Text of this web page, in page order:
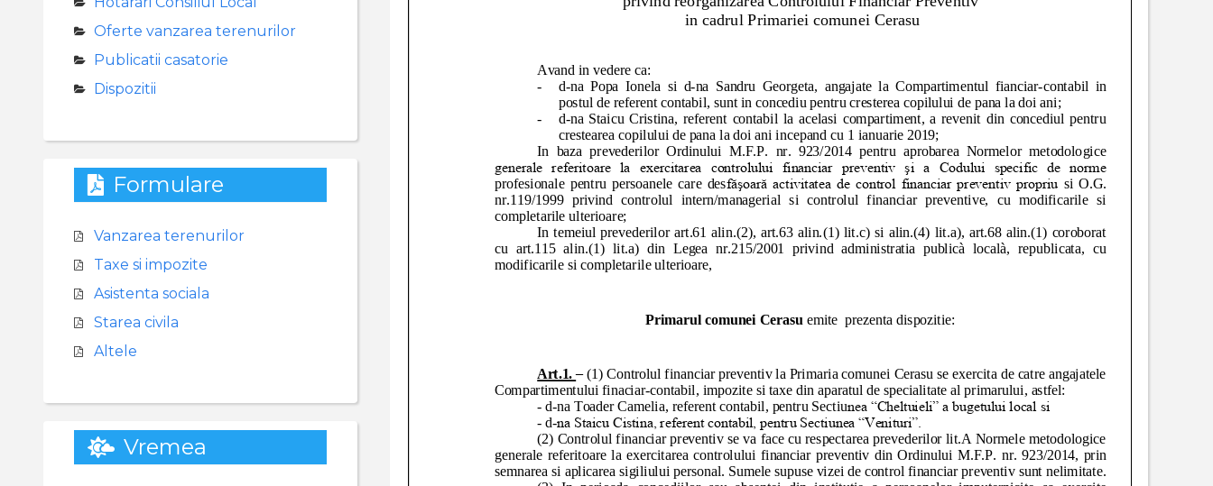
Oferte vanzarea terenurilor
Publicatii casatorie
Dispozitii
Formulare
Vanzarea terenurilor
Taxe si impozite
Asistenta sociala
Starea civila
Altele
Vremea